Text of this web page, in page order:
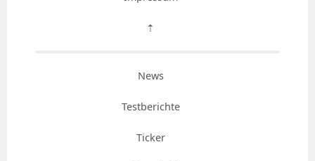
⇡
News
Testberichte
Ticker